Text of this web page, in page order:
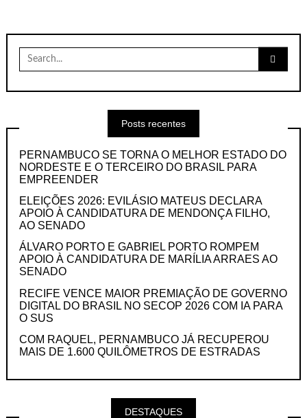
Search
for:
Posts recentes
PERNAMBUCO SE TORNA O MELHOR ESTADO DO
NORDESTE E O TERCEIRO DO BRASIL PARA
EMPREENDER
ELEIÇÕES 2026: EVILÁSIO MATEUS DECLARA
APOIO À CANDIDATURA DE MENDONÇA FILHO,
AO SENADO
ÁLVARO PORTO E GABRIEL PORTO ROMPEM
APOIO À CANDIDATURA DE MARÍLIA ARRAES AO
SENADO
RECIFE VENCE MAIOR PREMIAÇÃO DE GOVERNO
DIGITAL DO BRASIL NO SECOP 2026 COM IA PARA
O SUS
COM RAQUEL, PERNAMBUCO JÁ RECUPEROU
MAIS DE 1.600 QUILÔMETROS DE ESTRADAS
DESTAQUES